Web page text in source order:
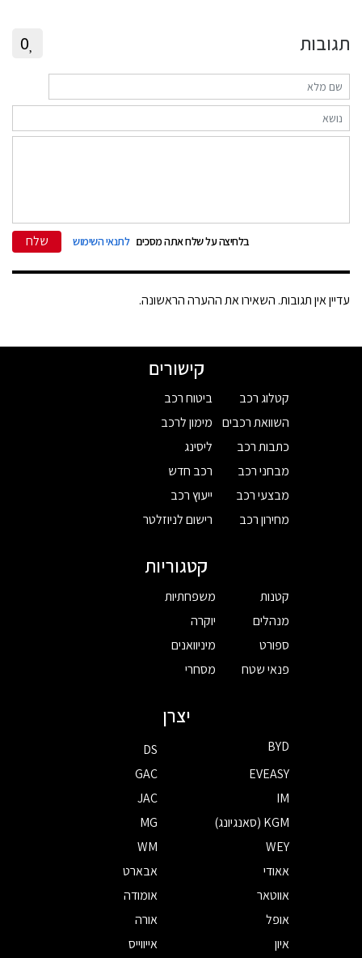
תגובות 0
בלחיצה על שלח אתה מסכים לתנאי השימוש שלח
עדיין אין תגובות. השאירו את ההערה הראשונה.
קישורים
קטלוג רכב
השוואת רכבים
כתבות רכב
מבחני רכב
מבצעי רכב
מחירון רכב
ביטוח רכב
מימון לרכב
ליסינג
רכב חדש
ייעוץ רכב
רישום לניוזלטר
קטגוריות
קטנות
מנהלים
ספורט
פנאי שטח
משפחתיות
יוקרה
מיניוואנים
מסחרי
יצרן
BYD
DS
EVEASY
GAC
IM
JAC
KGM (סאנגיונג)
MG
WEY
WM
אאודי
אבארט
אווטאר
אומודה
אופל
אורה
איון
אייווייס